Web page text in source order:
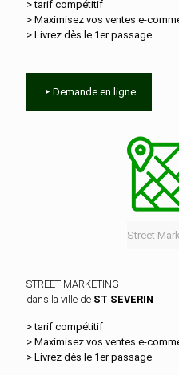
> tarif compétitif
> Maximisez vos ventes
> Livrez dès le 1er passage
Demande en ligne
Street
STREET MARKETING
dans la ville de ST SEVERIN
> tarif compétitif
> Maximisez vos ventes
> Livrez dès le 1er passage